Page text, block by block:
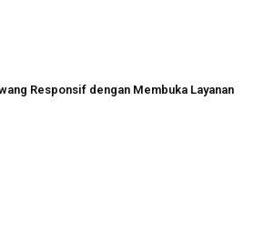
Responsif dengan Membuka Layanan